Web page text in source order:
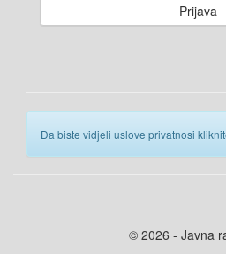
Prijava
Da biste vidjeli uslove privatnosi
© 2026 - Javna